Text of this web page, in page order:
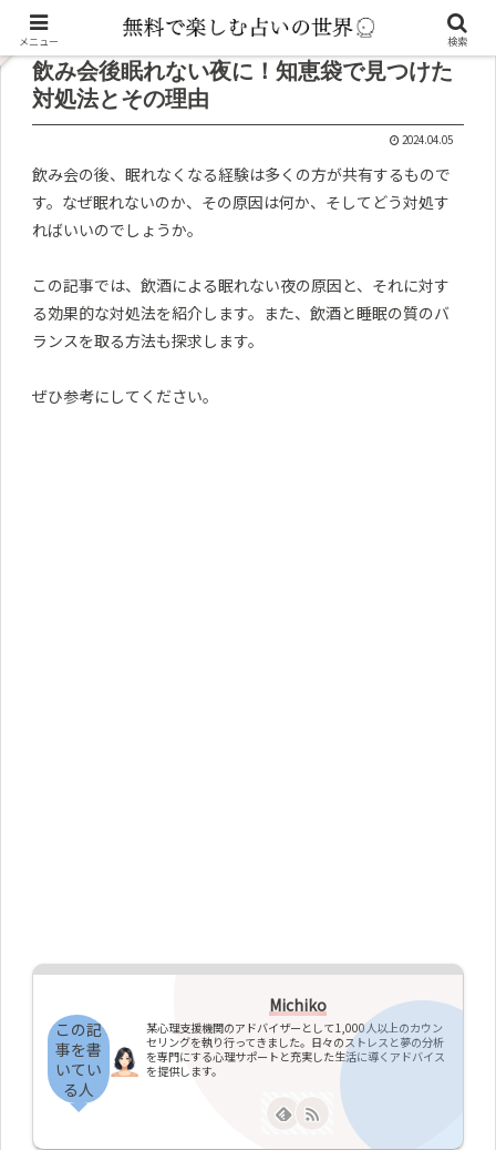
記事内に広告が含まれています。
飲み会後眠れない夜に！知恵袋で見つけた
対処法とその理由
2024.04.05
飲み会の後、眠れなくなる経験は多くの方が共有するもので
す。なぜ眠れないのか、その原因は何か、そしてどう対処す
ればいいのでしょうか。
この記事では、飲酒による眠れない夜の原因と、それに対す
る効果的な対処法を紹介します。また、飲酒と睡眠の質のバ
ランスを取る方法も探求します。
ぜひ参考にしてください。
この記
事を書
いてい
る人
Michiko
某心理支援機関のアドバイザーとして1,000人以上のカウン
セリングを執り行ってきました。日々のストレスと夢の分析
を専門にする心理サポートと充実した生活に導くアドバイス
を提供します。
メニュー 検索